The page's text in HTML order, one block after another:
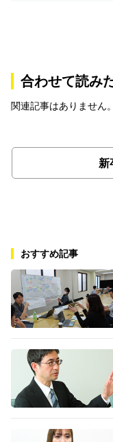
合わせて読み
関連記事はありません。
おすすめ記事